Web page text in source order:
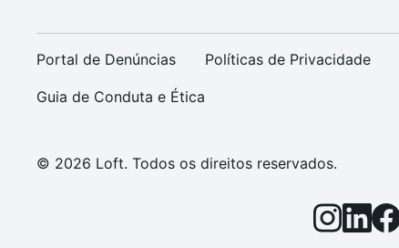
Portal de Denúncias Políticas de Privacidade
Guia de Conduta e Ética
© 2026 Loft. Todos os direitos reservados.